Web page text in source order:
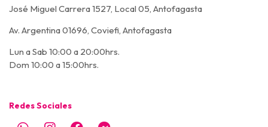
José Miguel Carrera 1527, Local 05, Antofagasta
Av. Argentina 01696, Coviefi, Antofagasta
Lun a Sab 10:00 a 20:00hrs.
Dom 10:00 a 15:00hrs.
Redes Sociales